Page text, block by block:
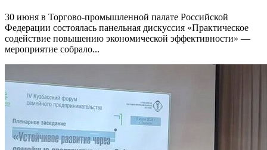
30 июня в Торгово-промышленной палате Российской
Федерации состоялась панельная дискуссия «Практическое
содействие повышению экономической эффективности» —
мероприятие собрало...